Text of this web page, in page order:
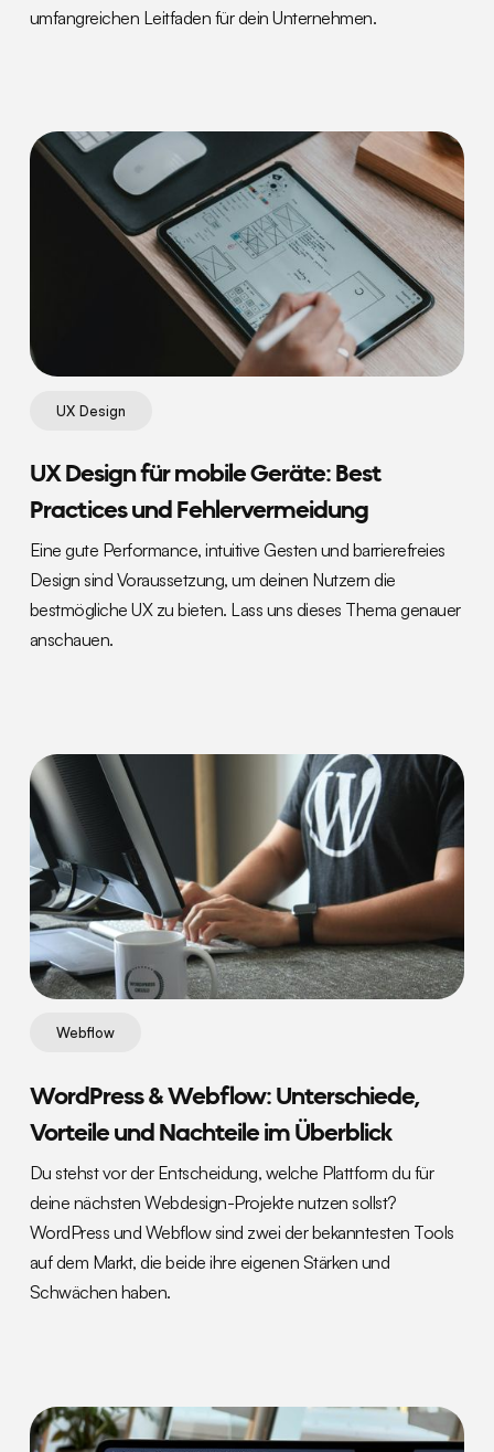
umfangreichen Leitfaden für dein Unternehmen.
UX Design
UX Design für mobile Geräte: Best
Practices und Fehlervermeidung
Eine gute Performance, intuitive Gesten und barrierefreies
Design sind Voraussetzung, um deinen Nutzern die
bestmögliche UX zu bieten. Lass uns dieses Thema genauer
anschauen.
Webflow
WordPress & Webflow: Unterschiede,
Vorteile und Nachteile im Überblick
Du stehst vor der Entscheidung, welche Plattform du für
deine nächsten Webdesign-Projekte nutzen sollst?
WordPress und Webflow sind zwei der bekanntesten Tools
auf dem Markt, die beide ihre eigenen Stärken und
Schwächen haben.